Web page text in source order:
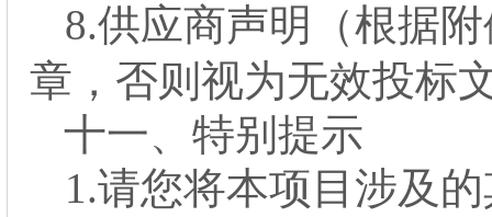
8.供应商声明（根据附
章，否则视为无效投标
十一、 特别提示
1.请您将本项目涉及